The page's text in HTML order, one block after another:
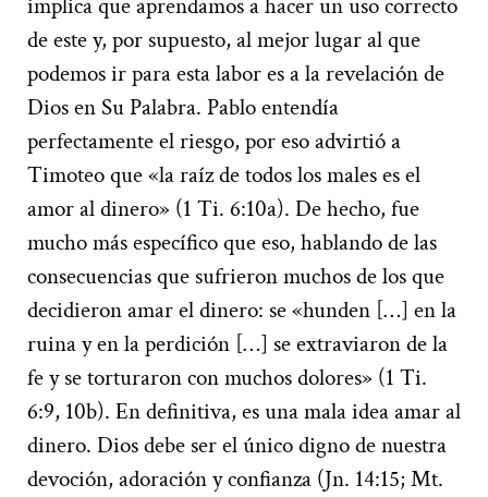
implica que aprendamos a hacer un uso correcto
de este y, por supuesto, al mejor lugar al que
podemos ir para esta labor es a la revelación de
Dios en Su Palabra. Pablo entendía
perfectamente el riesgo, por eso advirtió a
Timoteo que «la raíz de todos los males es el
amor al dinero» (1 Ti. 6:10a). De hecho, fue
mucho más específico que eso, hablando de las
consecuencias que sufrieron muchos de los que
decidieron amar el dinero: se «hunden […] en la
ruina y en la perdición […] se extraviaron de la
fe y se torturaron con muchos dolores» (1 Ti.
6:9, 10b). En definitiva, es una mala idea amar al
dinero. Dios debe ser el único digno de nuestra
devoción, adoración y confianza (Jn. 14:15; Mt.